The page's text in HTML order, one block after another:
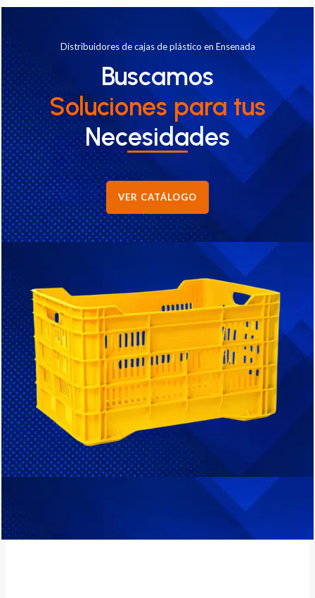
Distribuidores de cajas de plástico en Ensenada
Buscamos
Soluciones para tus
Necesidades
VER CATÁLOGO